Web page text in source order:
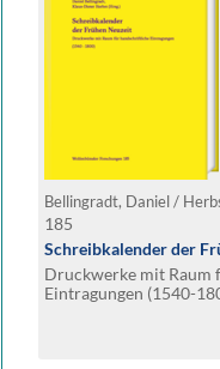
Bellingradt, Daniel /
185
Schreibkalender der
Druckwerke mit
Eintragungen (1540-